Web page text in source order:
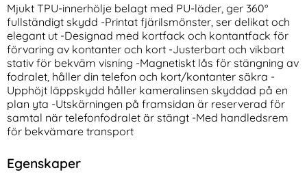
FlexAir Hybrid Transparent
Spigen iPhone 16 Pro Max 2-
PACK GLAS.tR "Ez Fit"
rea pris
174 krtidigare pris
174 kr
I lager
16 Pro Max 2-PACK GLAS.tR "Ez Fit" Skärmskydd
Klockarmband 18 mm Quick
Mjukt TPU-innerhölje belagt med PU-läder, ger 360°
fullständigt skydd -Printat fjärilsmönster, ser delikat och
elegant ut -Designad med kortfack och kontantfack för
förvaring av kontanter och kort -Justerbart och vikbart
stativ för bekväm visning -Magnetiskt lås för stängning av
fodralet, håller din telefon och kort/kontanter säkra -
Upphöjt läppskydd håller kameralinsen skyddad på en
plan yta -Utskärningen på framsidan är reserverad för
samtal när telefonfodralet är stängt -Med handledsrem
för bekvämare transport
Egenskaper